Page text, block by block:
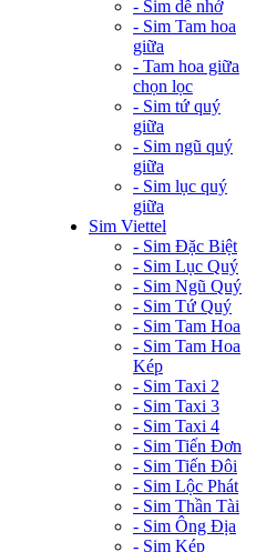
- Sim dễ nhớ
- Sim Tam hoa
giữa
- Tam hoa giữa
chọn lọc
- Sim tứ quý
giữa
- Sim ngũ quý
giữa
- Sim lục quý
giữa
Sim Viettel
- Sim Đặc Biệt
- Sim Lục Quý
- Sim Ngũ Quý
- Sim Tứ Quý
- Sim Tam Hoa
- Sim Tam Hoa
Kép
- Sim Taxi 2
- Sim Taxi 3
- Sim Taxi 4
- Sim Tiến Đơn
- Sim Tiến Đôi
- Sim Lộc Phát
- Sim Thần Tài
- Sim Ông Địa
- Sim Kép